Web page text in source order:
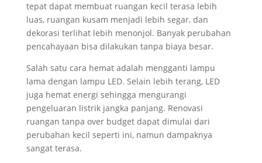
tepat dapat membuat ruangan kecil terasa lebih
luas, ruangan kusam menjadi lebih segar, dan
dekorasi terlihat lebih menonjol. Banyak perubahan
pencahayaan bisa dilakukan tanpa biaya besar.
Salah satu cara hemat adalah mengganti lampu
lama dengan lampu LED. Selain lebih terang, LED
juga hemat energi sehingga mengurangi
pengeluaran listrik jangka panjang. Renovasi
ruangan tanpa over budget dapat dimulai dari
perubahan kecil seperti ini, namun dampaknya
sangat terasa.